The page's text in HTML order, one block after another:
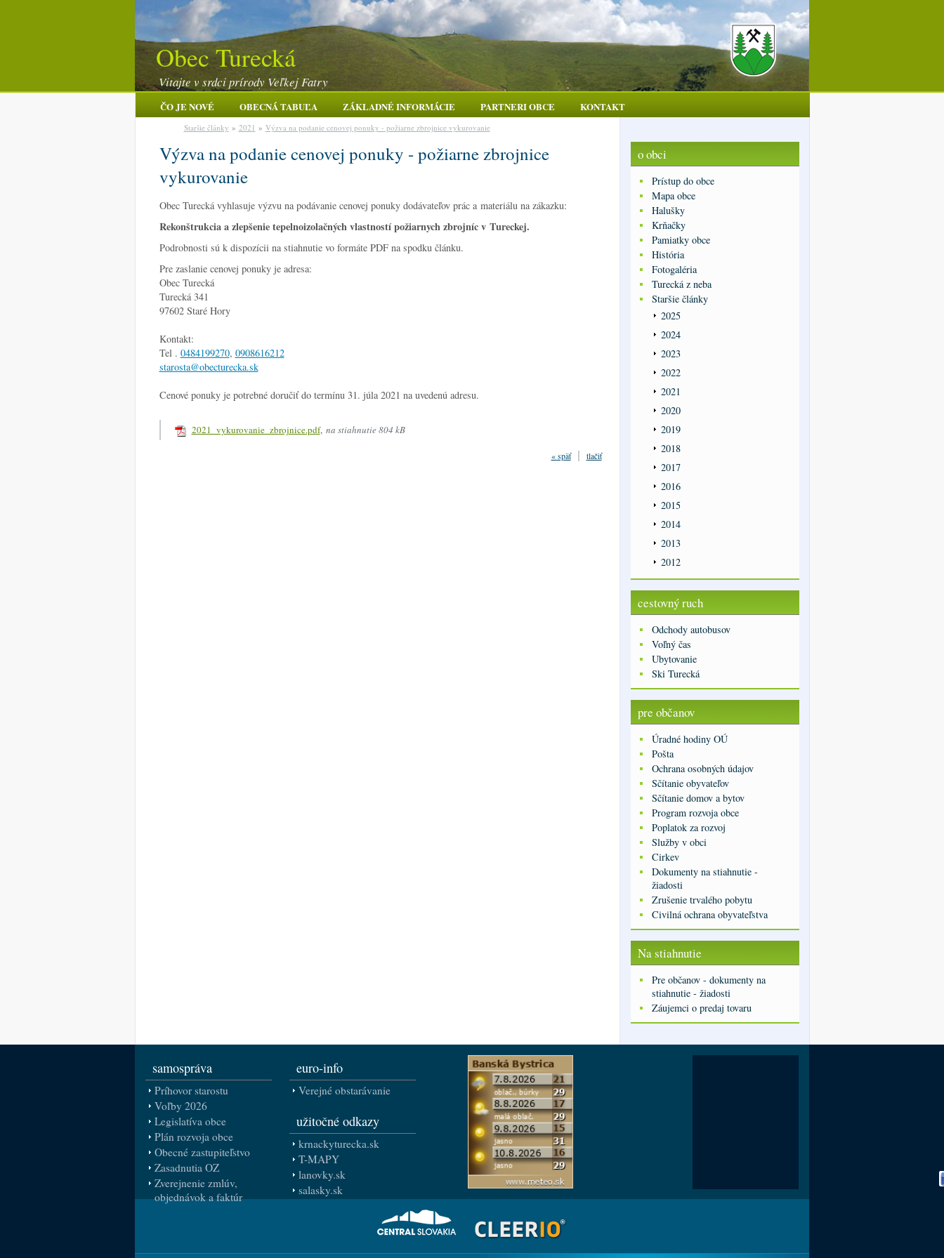
Obec Turecká
Vitajte v srdci prírody Veľkej Fatry
ČO JE NOVÉ OBECNÁ TABUĽA ZÁKLADNÉ INFORMÁCIE PARTNERI OBCE KONTAKT
Výzva na podanie cenovej ponuky - požiarne zbrojnice
vykurovanie
Staršie články » 2021 » Výzva na podanie cenovej ponuky - požiarne zbrojnice vykurovanie
Obec Turecká vyhlasuje výzvu na podávanie cenovej ponuky dodávateľov prác a materiálu na zákazku:
Rekonštrukcia a zlepšenie tepelnoizolačných vlastností požiarnych zbrojníc v Tureckej.
Podrobnosti sú k dispozícii na stiahnutie vo formáte PDF na spodku článku.
Pre zaslanie cenovej ponuky je adresa:
Obec Turecká
Turecká 341
97602 Staré Hory
Kontakt:
Tel . 0484199270, 0908616212
starosta@obecturecka.sk
Cenové ponuky je potrebné doručiť do termínu 31. júla 2021 na uvedenú adresu.
2021_vykurovanie_zbrojnice.pdf, na stiahnutie 804 kB
tlačiť
« späť
o obci
Prístup do obce
Mapa obce
Halušky
Krňačky
Pamiatky obce
História
Fotogaléria
Turecká z neba
Staršie články
2025
2024
2023
2022
2021
2020
2019
2018
2017
2016
2015
2014
2013
2012
cestovný ruch
Odchody autobusov
Voľný čas
Ubytovanie
Ski Turecká
pre občanov
Úradné hodiny OÚ
Pošta
Ochrana osobných údajov
Sčítanie obyvateľov
Sčítanie domov a bytov
Program rozvoja obce
Poplatok za rozvoj
Služby v obci
Cirkev
Dokumenty na stiahnutie -
žiadosti
Zrušenie trvalého pobytu
Civilná ochrana obyvateľstva
Na stiahnutie
Pre občanov - dokumenty na
stiahnutie - žiadosti
Záujemci o predaj tovaru
samospráva
Príhovor starostu
Voľby 2026
Legislatíva obce
Plán rozvoja obce
Obecné zastupiteľstvo
Zasadnutia OZ
Zverejnenie zmlúv,
objednávok a faktúr
euro-info
Verejné obstarávanie
užitočné odkazy
krnackyturecka.sk
T-MAPY
lanovky.sk
salasky.sk